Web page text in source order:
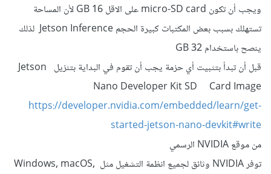
ويجب أن تكون micro-SD card على الاقل 16 GB لأن المساحة
تستهلك بسبب بعض المكتبات كبيرة الحجم Jetson Inference لذلك
ينصح باستخدام 32 GB
قبل أن تبدأ بتثبيت أي حزمة يجب أن تقوم في البداية بتنزيل Jetson
Nano Developer Kit SD Card Image
https://developer.nvidia.com/embedded/learn/get-
started-jetson-nano-devkit#write
من موقع NVIDIA الرسمي
توفر NVIDIA وثائق لجميع انظمة التشغيل مثل Windows, macOS,